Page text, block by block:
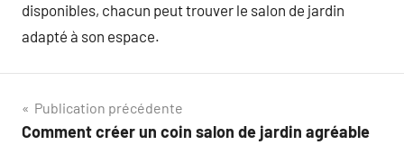
disponibles, chacun peut trouver le salon de jardin
adapté à son espace.
Navigation
de
Publication précédente
Comment créer un coin salon de jardin agréable